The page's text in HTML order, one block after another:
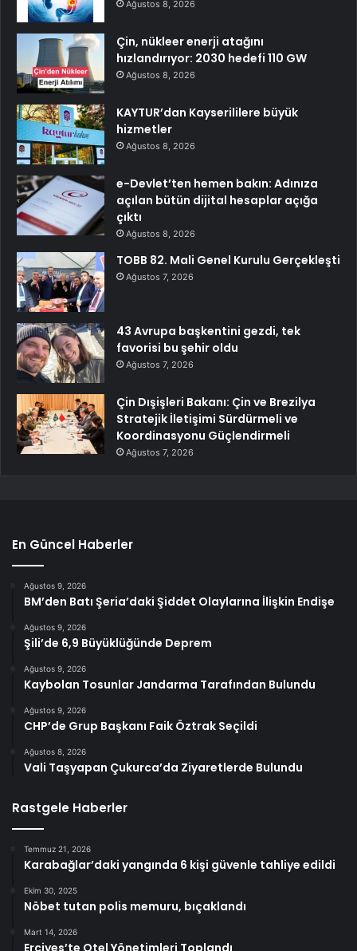
Ağustos 8, 2026
Çin, nükleer enerji atağını
hızlandırıyor: 2030 hedefi 110 GW
Ağustos 8, 2026
KAYTUR’dan Kayserililere büyük
hizmetler
Ağustos 8, 2026
e-Devlet’ten hemen bakın: Adınıza
açılan bütün dijital hesaplar açığa
çıktı
Ağustos 8, 2026
TOBB 82. Mali Genel Kurulu Gerçekleşti
Ağustos 7, 2026
43 Avrupa başkentini gezdi, tek
favorisi bu şehir oldu
Ağustos 7, 2026
Çin Dışişleri Bakanı: Çin ve Brezilya
Stratejik İletişimi Sürdürmeli ve
Koordinasyonu Güçlendirmeli
Ağustos 7, 2026
En Güncel Haberler
Ağustos 9, 2026
BM’den Batı Şeria’daki Şiddet Olaylarına İlişkin Endişe
Ağustos 9, 2026
Şili’de 6,9 Büyüklüğünde Deprem
Ağustos 9, 2026
Kaybolan Tosunlar Jandarma Tarafından Bulundu
Ağustos 9, 2026
CHP’de Grup Başkanı Faik Öztrak Seçildi
Ağustos 8, 2026
Vali Taşyapan Çukurca’da Ziyaretlerde Bulundu
Rastgele Haberler
Temmuz 21, 2026
Karabağlar’daki yangında 6 kişi güvenle tahliye edildi
Ekim 30, 2025
Nöbet tutan polis memuru, bıçaklandı
Mart 14, 2026